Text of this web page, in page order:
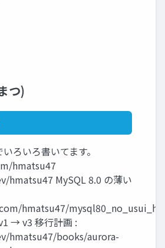
つ)
ろいろ書いてます。
hmatsu47
hmatsu47 MySQL 8.0 の薄い
hmatsu47/
→ v3 移行計画 :
hmatsu47/books/aurora-